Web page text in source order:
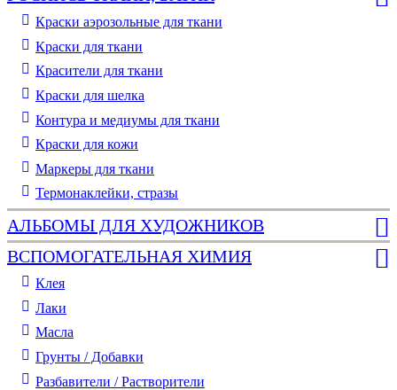
Краски аэрозольные для ткани
Краски для ткани
Красители для ткани
Краски для шелка
Контура и медиумы для ткани
Краски для кожи
Маркеры для ткани
Термонаклейки, стразы
АЛЬБОМЫ ДЛЯ ХУДОЖНИКОВ
ВСПОМОГАТЕЛЬНАЯ ХИМИЯ
Клея
Лаки
Масла
Грунты / Добавки
Разбавители / Растворители